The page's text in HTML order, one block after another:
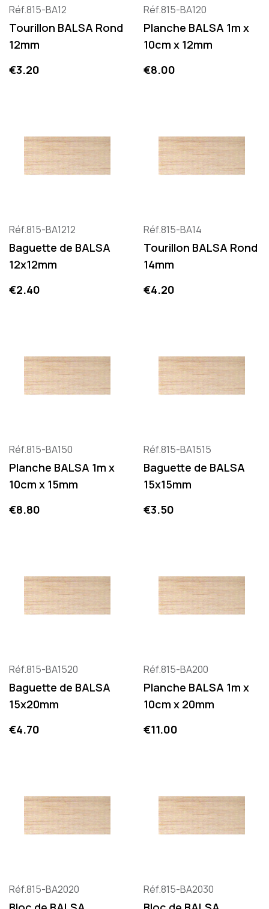
Réf.815-BA12
Tourillon BALSA Rond
12mm
Price
€3.20
Réf.815-BA120
Planche BALSA 1m x
10cm x 12mm
Price
€8.00
Réf.815-BA1212
Baguette de BALSA
12x12mm
Price
€2.40
Réf.815-BA14
Tourillon BALSA Rond
14mm
Price
€4.20
Réf.815-BA150
Planche BALSA 1m x
10cm x 15mm
Price
€8.80
Réf.815-BA1515
Baguette de BALSA
15x15mm
Price
€3.50
Réf.815-BA1520
Baguette de BALSA
15x20mm
Price
€4.70
Réf.815-BA200
Planche BALSA 1m x
10cm x 20mm
Price
€11.00
Réf.815-BA2020 Réf.815-BA2030